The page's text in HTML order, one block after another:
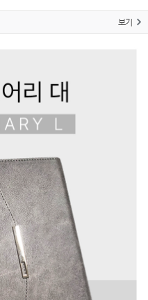
보기